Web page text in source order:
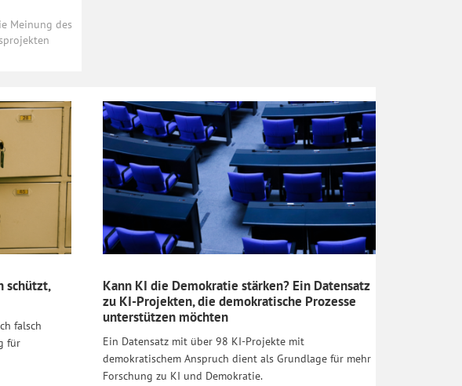
Meinung des
schützt,
falsch
für
Kann KI die Demokratie stärken? Ein Datensatz
zu KI-Projekten, die demokratische Prozesse
unterstützen möchten
Ein Datensatz mit über 98 KI-Projekte mit
demokratischem Anspruch dient als Grundlage für mehr
Forschung zu KI und Demokratie.